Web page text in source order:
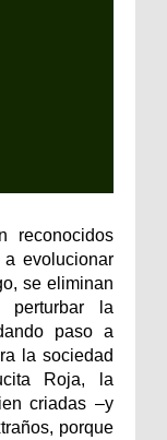
reconocidos
evolucionar
se eliminan
perturbar la
paso a
la sociedad
Roja, la
criadas –y
porque